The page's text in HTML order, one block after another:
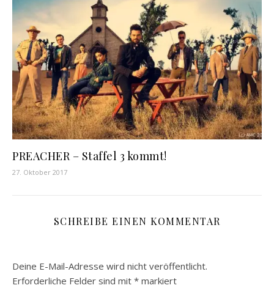
PREACHER – Staffel 3 kommt!
27. Oktober 2017
SCHREIBE EINEN KOMMENTAR
Deine E-Mail-Adresse wird nicht veröffentlicht.
Erforderliche Felder sind mit * markiert